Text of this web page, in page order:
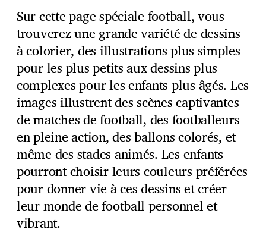
Sur cette page spéciale football, vous
trouverez une grande variété de dessins
à colorier, des illustrations plus simples
pour les plus petits aux dessins plus
complexes pour les enfants plus âgés. Les
images illustrent des scènes captivantes
de matches de football, des footballeurs
en pleine action, des ballons colorés, et
même des stades animés. Les enfants
pourront choisir leurs couleurs préférées
pour donner vie à ces dessins et créer
leur monde de football personnel et
vibrant.